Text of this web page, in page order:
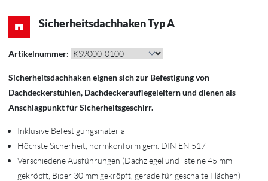
Sicherheitsdachhaken Typ A
Artikelnummer:
Sicherheitsdachhaken eignen sich zur Befestigung von
Dachdeckerstühlen, Dachdeckerauflegeleitern und dienen als
Anschlagpunkt für Sicherheitsgeschirr.
Inklusive Befestigungsmaterial
Höchste Sicherheit, normkonform gem. DIN EN 517
Verschiedene Ausführungen (Dachziegel und -steine 45 mm
gekröpft, Biber 30 mm gekröpft, gerade für geschalte Flächen)